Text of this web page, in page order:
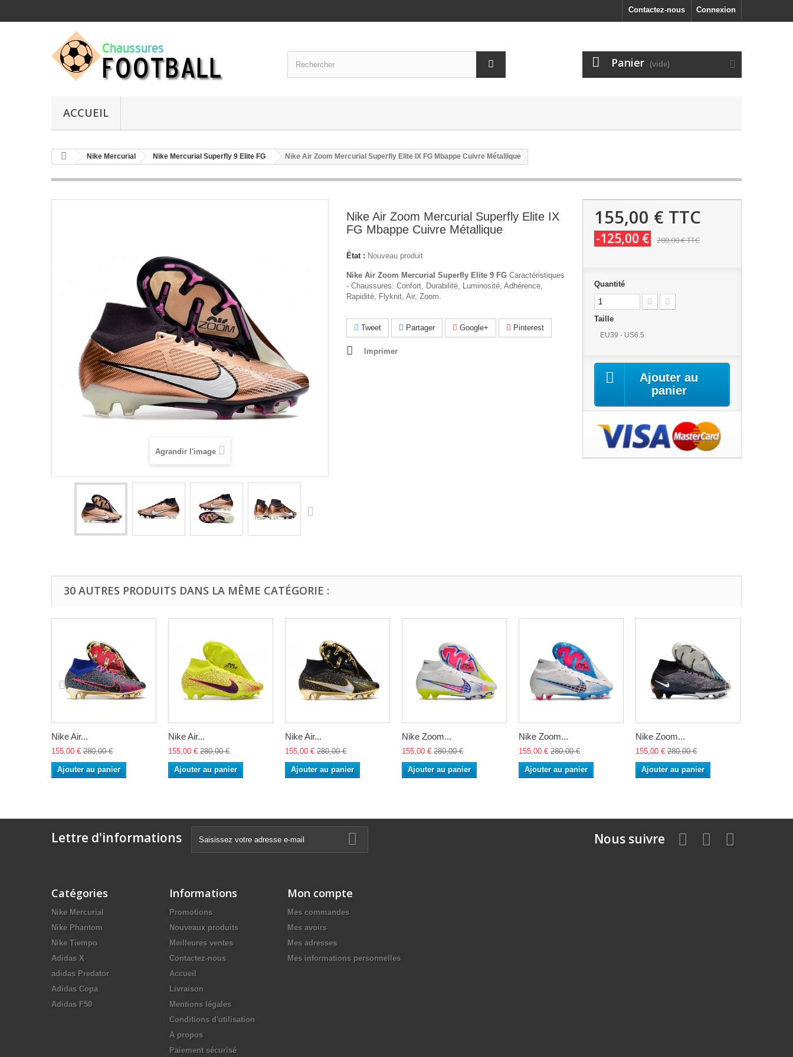
Connexion
Contactez-nous
Panier (vide)
ACCUEIL
Nike Mercurial Nike Mercurial Superfly 9 Elite FG Nike Air Zoom Mercurial Superfly Elite IX FG Mbappe Cuivre Métallique
Agrandir l'image
Nike Air Zoom Mercurial Superfly Elite IX
FG Mbappe Cuivre Métallique
État : Nouveau produit
Nike Air Zoom Mercurial Superfly Elite 9 FG Caractéristiques
- Chaussures: Confort, Durabilité, Luminosité, Adhérence,
Rapidité, Flyknit, Air, Zoom.
Tweet Partager Google+ Pinterest
Imprimer
155,00 € TTC
-125,00 € 280,00 €TTC
Quantité
Taille
EU39 - US6.5
Ajouter au
panier
30 AUTRES PRODUITS DANS LA MÊME CATÉGORIE :
Nike Air...
155,00 € 280,00 €
Ajouter au panier
Nike Air...
155,00 € 280,00 €
Ajouter au panier
Nike Air...
155,00 € 280,00 €
Ajouter au panier
Nike Zoom...
155,00 € 280,00 €
Ajouter au panier
Nike Zoom...
155,00 € 280,00 €
Ajouter au panier
Nike Zoom...
155,00 € 280,00 €
Ajouter au panier
Lettre d'informations Nous suivre
Catégories
Nike Mercurial
Nike Phantom
Nike Tiempo
Adidas X
adidas Predator
Adidas Copa
Adidas F50
Informations
Promotions
Nouveaux produits
Meilleures ventes
Contactez-nous
Accueil
Livraison
Mentions légales
Conditions d'utilisation
A propos
Paiement sécurisé
Mon compte
Mes commandes
Mes avoirs
Mes adresses
Mes informations personnelles